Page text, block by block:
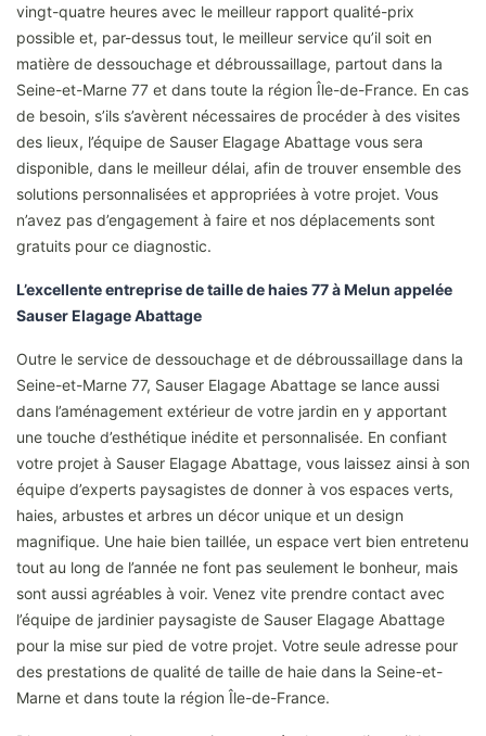
vingt-quatre heures avec le meilleur rapport qualité-prix
possible et, par-dessus tout, le meilleur service qu’il soit en
matière de dessouchage et débroussaillage, partout dans la
Seine-et-Marne 77 et dans toute la région Île-de-France. En cas
de besoin, s’ils s’avèrent nécessaires de procéder à des visites
des lieux, l’équipe de Sauser Elagage Abattage vous sera
disponible, dans le meilleur délai, afin de trouver ensemble des
solutions personnalisées et appropriées à votre projet. Vous
n’avez pas d’engagement à faire et nos déplacements sont
gratuits pour ce diagnostic.
L’excellente entreprise de taille de haies 77 à Melun appelée
Sauser Elagage Abattage
Outre le service de dessouchage et de débroussaillage dans la
Seine-et-Marne 77, Sauser Elagage Abattage se lance aussi
dans l’aménagement extérieur de votre jardin en y apportant
une touche d’esthétique inédite et personnalisée. En confiant
votre projet à Sauser Elagage Abattage, vous laissez ainsi à son
équipe d’experts paysagistes de donner à vos espaces verts,
haies, arbustes et arbres un décor unique et un design
magnifique. Une haie bien taillée, un espace vert bien entretenu
tout au long de l’année ne font pas seulement le bonheur, mais
sont aussi agréables à voir. Venez vite prendre contact avec
l’équipe de jardinier paysagiste de Sauser Elagage Abattage
pour la mise sur pied de votre projet. Votre seule adresse pour
des prestations de qualité de taille de haie dans la Seine-et-
Marne et dans toute la région Île-de-France.